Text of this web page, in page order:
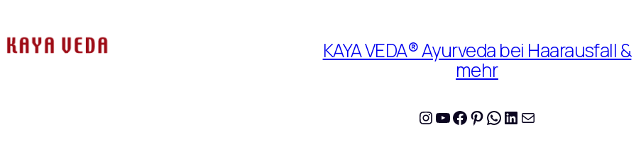
KAYA VEDA® Ayurveda bei Haarausfall &
mehr
Instagram
YouTube
Facebook
Pinterest
WhatsApp
LinkedIn
E-Mail